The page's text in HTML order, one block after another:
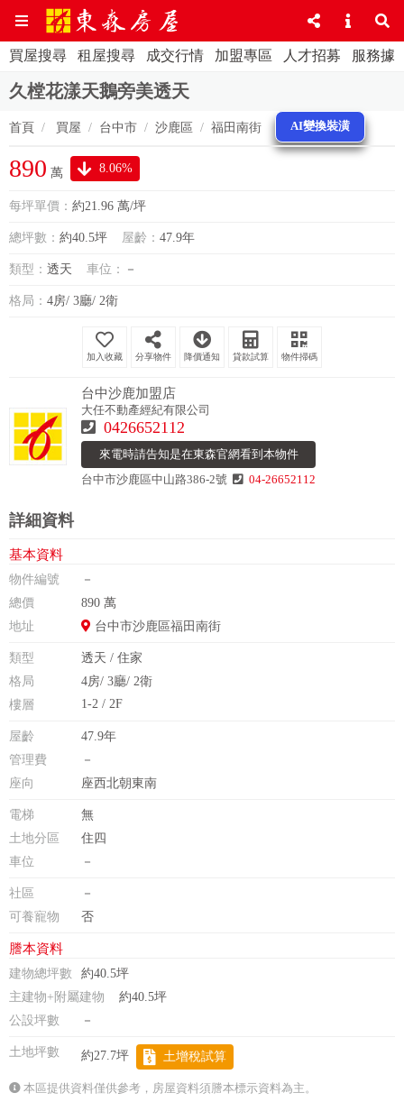
買屋搜尋 租屋搜尋 成交行情 加盟專區 人才招募 服務據
久樘花漾天鵝旁美透天
首頁 買屋 台中市 沙鹿區 福田南街 AI變換裝潢
890 萬 8.06%
每坪單價： 約21.96 萬/坪
總坪數： 約40.5坪 屋齡： 47.9年
類型： 透天 車位： －
格局： 4房/ 3廳/ 2衛
分享物件 降價通知 貸款試算 物件掃碼
台中沙鹿加盟店
大任不動產經紀有限公司
0426652112
來電時請告知是在東森官網看到本物件
台中市沙鹿區中山路386-2號
04-26652112
詳細資料
基本資料
物件編號
－
總價
890 萬
地址
台中市沙鹿區福田南街
類型
透天 / 住家
格局
4房/ 3廳/ 2衛
樓層
1-2 / 2F
屋齡
47.9年
管理費
－
座向
座西北朝東南
電梯
無
土地分區
住四
車位
－
社區
－
可養寵物
否
謄本資料
建物總坪數
約40.5坪
主建物+附屬建物
約40.5坪
公設坪數
－
土地坪數 約27.7坪 土增稅試算
本區提供資料僅供參考，房屋資料須謄本標示資料為主。